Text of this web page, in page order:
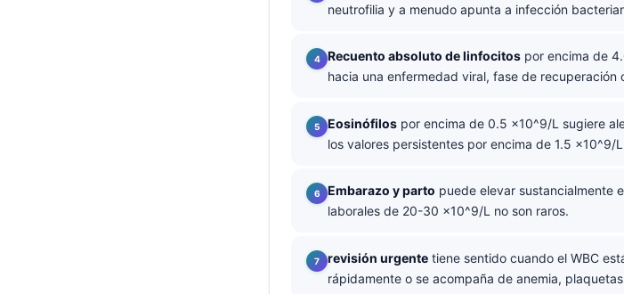
neutrofilia y a menudo apunta a infección
Recuento absoluto de linfocitos por encima de
hacia una enfermedad viral, fase de recuperación
Eosinófilos por encima de 0.5 ×10^9/L sugiere
los valores persistentes por encima de 1.5 ×10^9/
Embarazo y parto puede elevar sustancialmente
laborales de 20-30 ×10^9/L no son raros.
revisión urgente tiene sentido cuando el WBC
rápidamente o se acompaña de anemia,